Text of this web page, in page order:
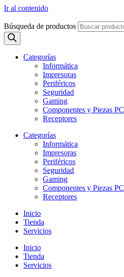
Ir al contenido
Búsqueda de productos
Categorías
Informática
Impresoras
Periféricos
Seguridad
Gaming
Componentes y Piezas PC
Receptores
Categorías
Informática
Impresoras
Periféricos
Seguridad
Gaming
Componentes y Piezas PC
Receptores
Inicio
Tienda
Servicios
Inicio
Tienda
Servicios